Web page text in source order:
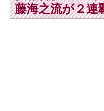
藤海之流が２連